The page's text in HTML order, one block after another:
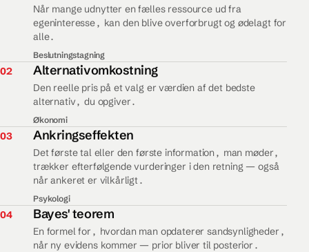
Når mange udnytter en fælles ressource ud fra
egeninteresse, kan den blive overforbrugt og ødelagt for
alle.
Beslutningstagning
02 02.
Alternativomkostning
Den reelle pris på et valg er værdien af det bedste
alternativ, du opgiver.
Økonomi
03 03.
Ankringseffekten
Det første tal eller den første information, man møder,
trækker efterfølgende vurderinger i den retning — også
når ankeret er vilkårligt.
Psykologi
04 04.
Bayes' teorem
En formel for, hvordan man opdaterer sandsynligheder,
når ny evidens kommer — prior bliver til posterior.